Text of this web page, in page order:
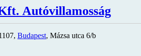
Autóvillamosság
Budapest, Mázsa utca 6/b